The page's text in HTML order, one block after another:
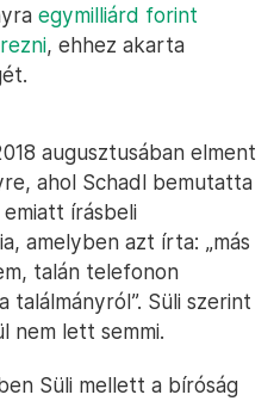
egymilliárd forint
, ehhez akarta
augusztusában elment
ahol Schadl bemutatta
írásbeli
amelyben azt írta: „más
talán telefonon
találmányról”. Süli szerint
nem lett semmi.
Süli mellett a bíróság